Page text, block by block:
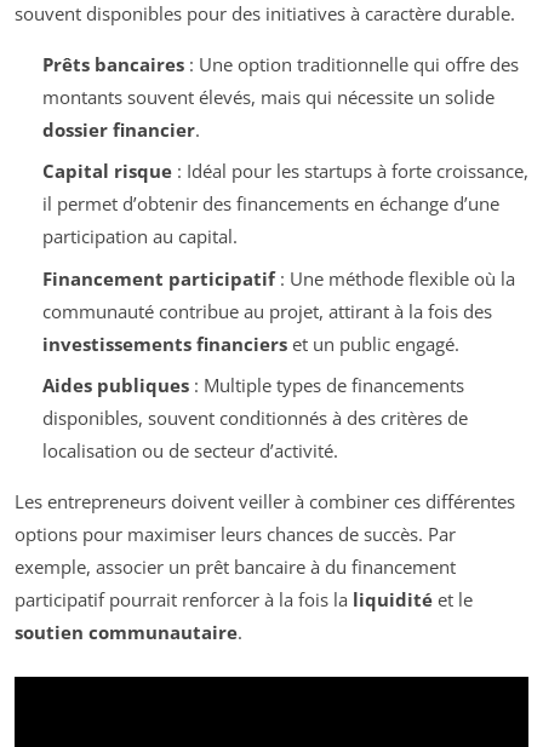
souvent disponibles pour des initiatives à caractère durable.
Prêts bancaires: Une option traditionnelle qui offre des
montants souvent élevés, mais qui nécessite un solide
dossier financier.
Capital risque: Idéal pour les startups à forte croissance,
il permet d’obtenir des financements en échange d’une
participation au capital.
Financement participatif: Une méthode flexible où la
communauté contribue au projet, attirant à la fois des
investissements financierset un public engagé.
Aides publiques: Multiple types de financements
disponibles, souvent conditionnés à des critères de
localisation ou de secteur d’activité.
Les entrepreneurs doivent veiller à combiner ces différentes
options pour maximiser leurs chances de succès. Par
exemple, associer un prêt bancaire à du financement
participatif pourrait renforcer à la fois la liquidité et le
soutien communautaire.